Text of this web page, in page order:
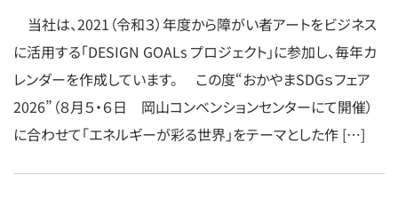
当社は、2021（令和３）年度から障がい者アートをビジネス
に活用する「DESIGN GOALs プロジェクト」に参加し、毎年カ
レンダーを作成しています。 この度“おかやまSDGｓフェア
2026”（８月５・６日 岡山コンベンションセンターにて開催）
に合わせて「エネルギーが彩る世界」をテーマとした作 […]